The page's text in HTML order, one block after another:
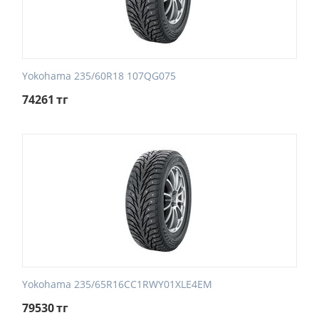
Yokohama 235/60R18 107QG075
74261 тг
Yokohama 235/65R16CC1RWY01XLE4EM
79530тг